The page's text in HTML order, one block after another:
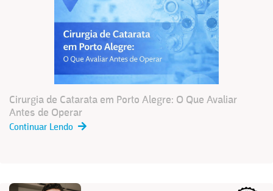
Cirurgia de Catarata em Porto Alegre: O Que Avaliar
Antes de Operar
Continuar Lendo